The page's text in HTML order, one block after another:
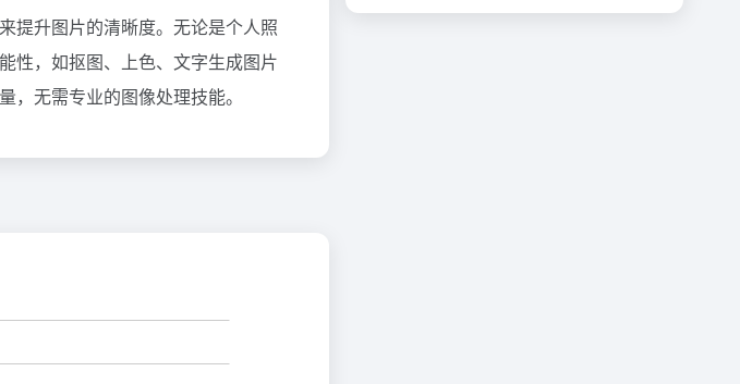
提升图片的清晰度。无论是个人照
性，如抠图、上色、文字生成图片
无需专业的图像处理技能。